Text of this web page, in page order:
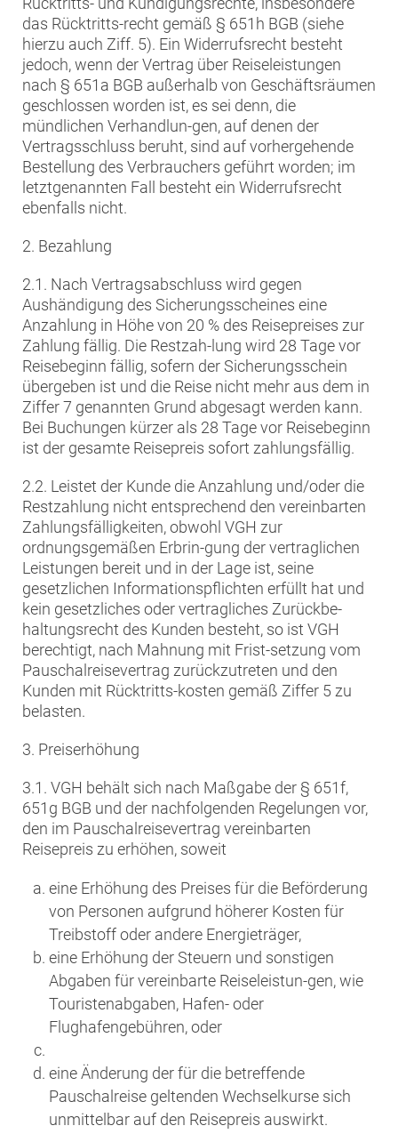
das Rücktritts-recht gemäß § 651h BGB (siehe
hierzu auch Ziff. 5). Ein Widerrufsrecht besteht
jedoch, wenn der Vertrag über Reiseleistungen
nach § 651a BGB außerhalb von Geschäftsräumen
geschlossen worden ist, es sei denn, die
mündlichen Verhandlun-gen, auf denen der
Vertragsschluss beruht, sind auf vorhergehende
Bestellung des Verbrauchers geführt worden; im
letztgenannten Fall besteht ein Widerrufsrecht
ebenfalls nicht.
2. Bezahlung
2.1. Nach Vertragsabschluss wird gegen
Aushändigung des Sicherungsscheines eine
Anzahlung in Höhe von 20 % des Reisepreises zur
Zahlung fällig. Die Restzah-lung wird 28 Tage vor
Reisebeginn fällig, sofern der Sicherungsschein
übergeben ist und die Reise nicht mehr aus dem in
Ziffer 7 genannten Grund abgesagt werden kann.
Bei Buchungen kürzer als 28 Tage vor Reisebeginn
ist der gesamte Reisepreis sofort zahlungsfällig.
2.2. Leistet der Kunde die Anzahlung und/oder die
Restzahlung nicht entsprechend den vereinbarten
Zahlungsfälligkeiten, obwohl VGH zur
ordnungsgemäßen Erbrin-gung der vertraglichen
Leistungen bereit und in der Lage ist, seine
gesetzlichen Informationspflichten erfüllt hat und
kein gesetzliches oder vertragliches Zurückbe-
haltungsrecht des Kunden besteht, so ist VGH
berechtigt, nach Mahnung mit Frist-setzung vom
Pauschalreisevertrag zurückzutreten und den
Kunden mit Rücktritts-kosten gemäß Ziffer 5 zu
belasten.
3. Preiserhöhung
3.1. VGH behält sich nach Maßgabe der § 651f,
651g BGB und der nachfolgenden Regelungen vor,
den im Pauschalreisevertrag vereinbarten
Reisepreis zu erhöhen, soweit
eine Erhöhung des Preises für die Beförderung
von Personen aufgrund höherer Kosten für
Treibstoff oder andere Energieträger,
eine Erhöhung der Steuern und sonstigen
Abgaben für vereinbarte Reiseleistun-gen, wie
Touristenabgaben, Hafen- oder
Flughafengebühren, oder
eine Änderung der für die betreffende
Pauschalreise geltenden Wechselkurse sich
unmittelbar auf den Reisepreis auswirkt.